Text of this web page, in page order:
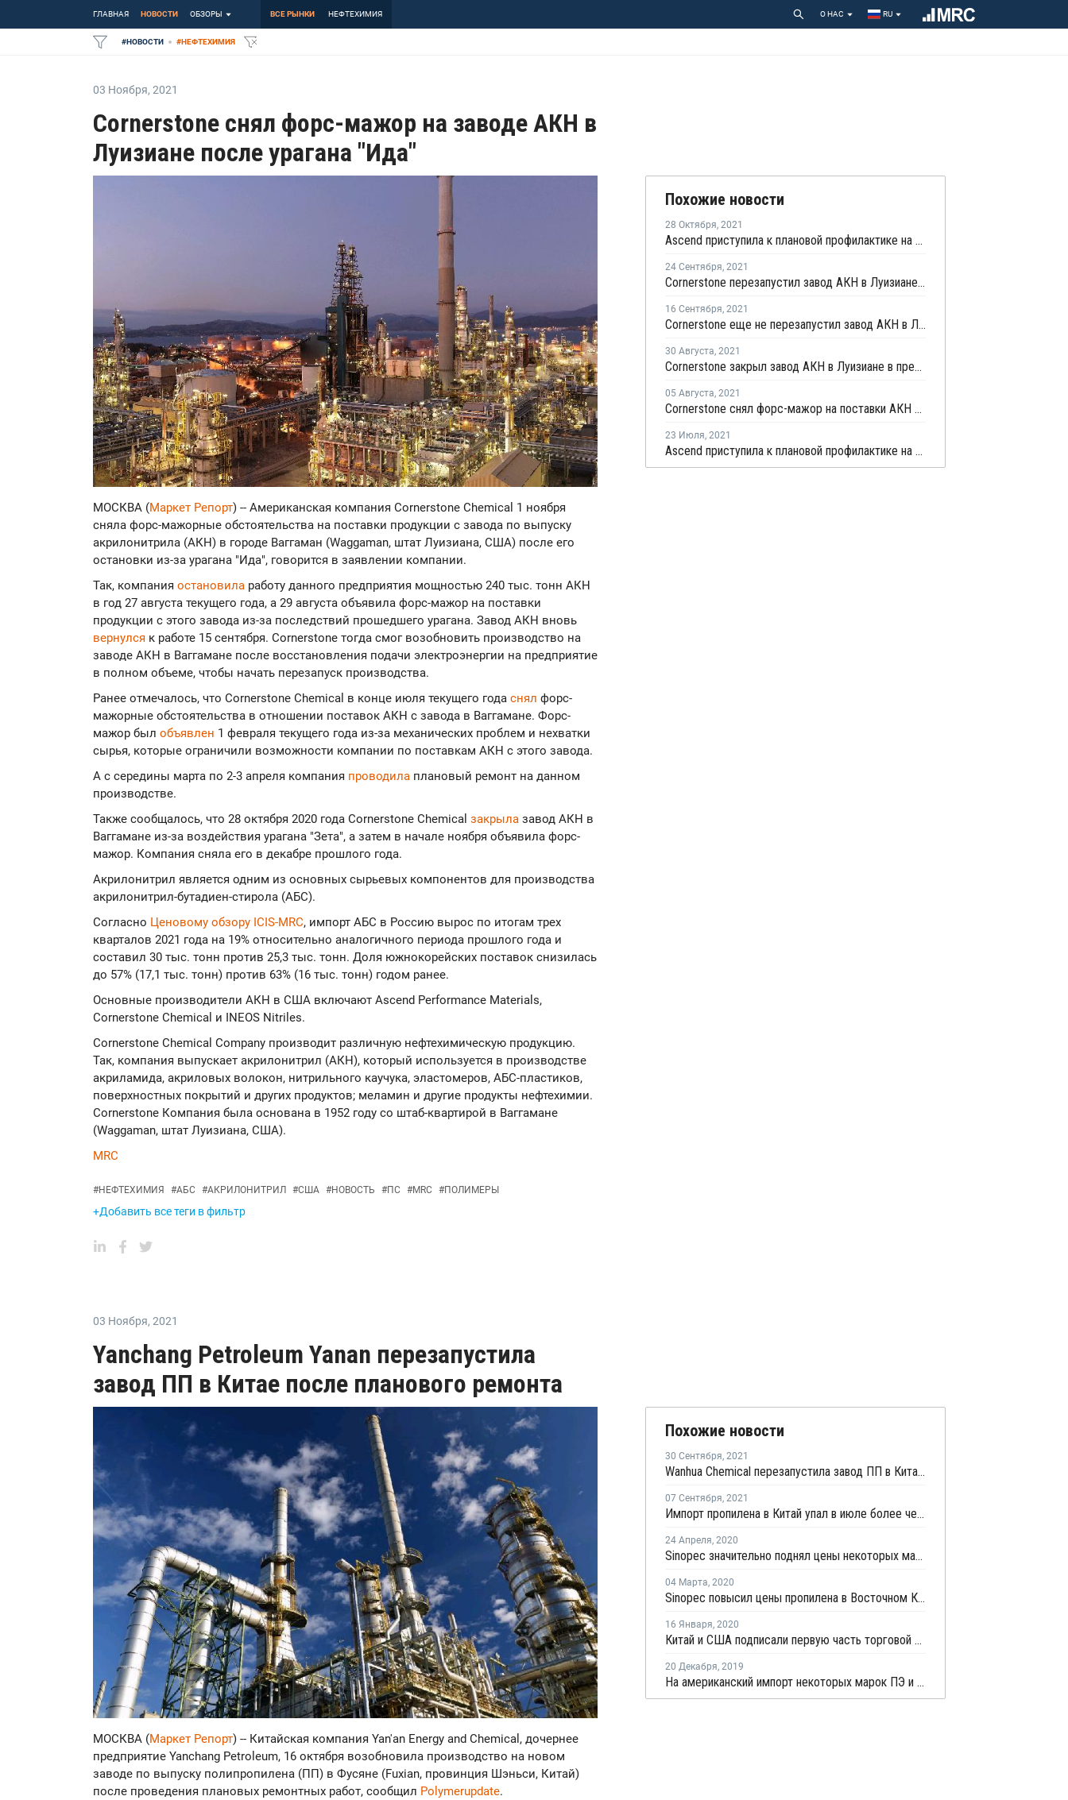
ГЛАВНАЯ НОВОСТИ ОБЗОРЫ ВСЕ РЫНКИ НЕФТЕХИМИЯ О НАС RU
#НОВОСТИ #НЕФТЕХИМИЯ
03 Ноября, 2021
Cornerstone снял форс-мажор на заводе АКН в
Луизиане после урагана "Ида"
МОСКВА (Маркет Репорт) -- Американская компания Cornerstone Chemical 1 ноября
сняла форс-мажорные обстоятельства на поставки продукции с завода по выпуску
акрилонитрила (AКН) в городе Ваггаман (Waggaman, штат Луизиана, США) после его
остановки из-за урагана "Ида", говорится в заявлении компании.
Так, компания остановила работу данного предприятия мощностью 240 тыс. тонн АКН
в год 27 августа текущего года, а 29 августа объявила форс-мажор на поставки
продукции с этого завода из-за последствий прошедшего урагана. Завод АКН вновь
вернулся к работе 15 сентября. Cornerstone тогда смог возобновить производство на
заводе АКН в Ваггамане после восстановления подачи электроэнергии на предприятие
в полном объеме, чтобы начать перезапуск производства.
Ранее отмечалось, что Cornerstone Chemical в конце июля текущего года снял форс-
мажорные обстоятельства в отношении поставок AКН с завода в Ваггамане. Форс-
мажор был объявлен 1 февраля текущего года из-за механических проблем и нехватки
сырья, которые ограничили возможности компании по поставкам АКН с этого завода.
А с середины марта по 2-3 апреля компания проводила плановый ремонт на данном
производстве.
Также сообщалось, что 28 октября 2020 года Cornerstone Chemical закрыла завод АКН в
Ваггамане из-за воздействия урагана "Зета", а затем в начале ноября объявила форс-
мажор. Компания сняла его в декабре прошлого года.
Акрилонитрил является одним из основных сырьевых компонентов для производства
акрилонитрил-бутадиен-стирола (АБС).
Согласно Ценовому обзору ICIS-MRC, импорт АБС в Россию вырос по итогам трех
кварталов 2021 года на 19% относительно аналогичного периода прошлого года и
составил 30 тыс. тонн против 25,3 тыс. тонн. Доля южнокорейских поставок снизилась
до 57% (17,1 тыс. тонн) против 63% (16 тыс. тонн) годом ранее.
Основные производители AКН в США включают Ascend Performance Materials,
Cornerstone Chemical и INEOS Nitriles.
Cornerstone Chemical Company производит различную нефтехимическую продукцию.
Так, компания выпускает акрилонитрил (АКН), который используется в производстве
акриламида, акриловых волокон, нитрильного каучука, эластомеров, АБС-пластиков,
поверхностных покрытий и других продуктов; меламин и другие продукты нефтехимии.
Cornerstone Компания была основана в 1952 году со штаб-квартирой в Ваггамане
(Waggaman, штат Луизиана, США).
MRC
#НЕФТЕХИМИЯ #АБС #АКРИЛОНИТРИЛ #США #НОВОСТЬ #ПС #MRC #ПОЛИМЕРЫ
+Добавить все теги в фильтр
Похожие новости
28 Октября, 2021
Ascend приступила к плановой профилактике на самой мощной линии АКН в Техасе
24 Сентября, 2021
Cornerstone перезапустил завод АКН в Луизиане после урагана "Ида"
16 Сентября, 2021
Cornerstone еще не перезапустил завод АКН в Луизиане после урагана "Ида"
30 Августа, 2021
Cornerstone закрыл завод АКН в Луизиане в преддверии урагана Ида
05 Августа, 2021
Cornerstone снял форс-мажор на поставки АКН в США
23 Июля, 2021
Ascend приступила к плановой профилактике на самой мощной линии АКН в Техасе
03 Ноября, 2021
Yanchang Petroleum Yanan перезапустила
завод ПП в Китае после планового ремонта
МОСКВА (Маркет Репорт) -- Китайская компания Yan'an Energy and Chemical, дочернее
предприятие Yanchang Petroleum, 16 октября возобновила производство на новом
заводе по выпуску полипропилена (ПП) в Фусяне (Fuxian, провинция Шэньси, Китай)
после проведения плановых ремонтных работ, сообщил Polymerupdate.
Похожие новости
30 Сентября, 2021
Wanhua Chemical перезапустила завод ПП в Китае после плановой профилактики
07 Сентября, 2021
Импорт пропилена в Китай упал в июле более чем на треть
24 Апреля, 2020
Sinopec значительно поднял цены некоторых марок ПП в Восточном Китае
04 Марта, 2020
Sinopec повысил цены пропилена в Восточном Китае на CNY100 за тонну
16 Января, 2020
Китай и США подписали первую часть торговой сделки
20 Декабря, 2019
На американский импорт некоторых марок ПЭ и ПП отменены пошлины со стороны Китая